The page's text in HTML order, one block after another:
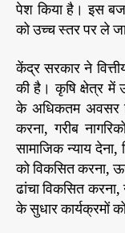
पेश किया है। इस
को उच्च स्तर पर ले
केंद्र सरकार ने
की है। कृषि क्षेत्र में
के अधिकतम अवसर
करना, गरीब
सामाजिक न्याय देना,
को विकसित करना,
ढांचा विकसित करना,
के सुधार कार्यक्रमों